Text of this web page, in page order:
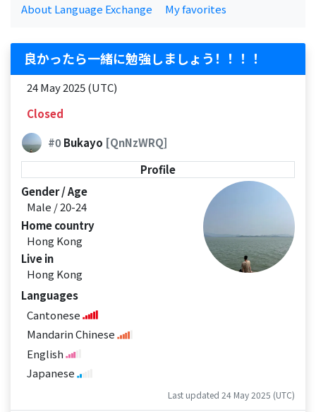
About Language Exchange
My favorites
良かったら一緒に勉強しましょう！！！！
24 May 2025 (UTC)
Closed
#0Bukayo [QnNzWRQ]
Profile
Gender / Age
Male / 20-24
Home country
Hong Kong
Live in
Hong Kong
Languages
Cantonese
Mandarin Chinese
English
Japanese
Last updated 24 May 2025 (UTC)